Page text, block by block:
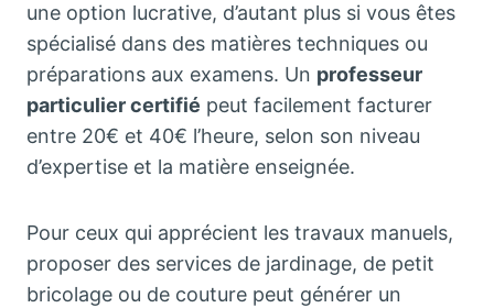
une option lucrative, d’autant plus si vous êtes
spécialisé dans des matières techniques ou
préparations aux examens. Un professeur
particulier certifié peut facilement facturer
entre 20€ et 40€ l’heure, selon son niveau
d’expertise et la matière enseignée.
Pour ceux qui apprécient les travaux manuels,
proposer des services de jardinage, de petit
bricolage ou de couture peut générer un